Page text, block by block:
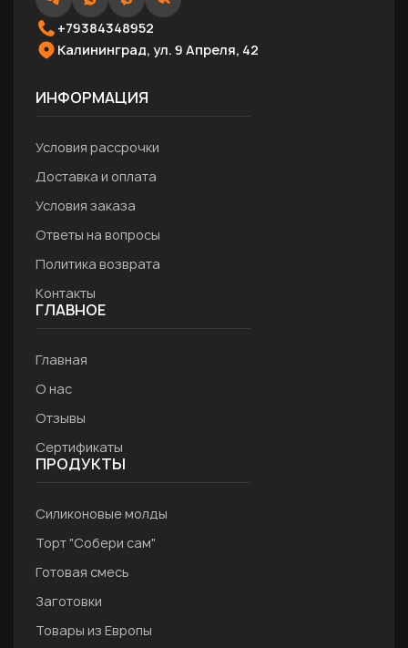
+79384348952
Калининград, ул. 9 Апреля, 42
ИНФОРМАЦИЯ
Условия рассрочки
Доставка и оплата
Условия заказа
Ответы на вопросы
Политика возврата
Контакты
ГЛАВНОЕ
Главная
О нас
Отзывы
Сертификаты
ПРОДУКТЫ
Силиконовые молды
Торт "Собери сам"
Готовая смесь
Заготовки
Товары из Европы